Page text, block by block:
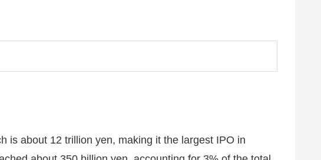
is about 12 trillion yen, making it the largest IPO in